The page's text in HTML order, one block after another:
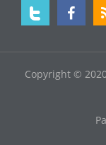
Copyright ©